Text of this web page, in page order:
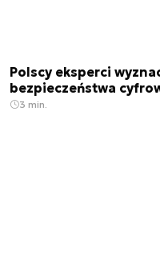
Polscy eksperci
bezpieczeństwa
3 min.